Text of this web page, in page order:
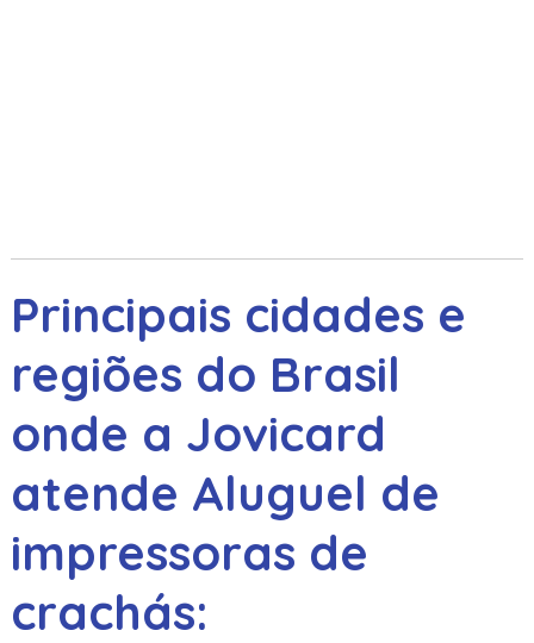
Principais cidades e
regiões do Brasil
onde a Jovicard
atende Aluguel de
impressoras de
crachás: